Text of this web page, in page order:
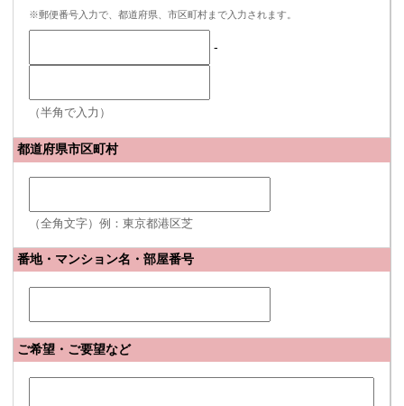
※郵便番号入力で、都道府県、市区町村まで入力されます。
-
（半角で入力）
都道府県市区町村
（全角文字）例：東京都港区芝
番地・マンション名・部屋番号
ご希望・ご要望など